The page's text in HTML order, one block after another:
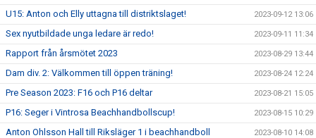
U15: Anton och Elly uttagna till distriktslaget! 2023-09-12 13:06
Sex nyutbildade unga ledare är redo! 2023-09-11 11:34
Rapport från årsmötet 2023 2023-08-29 13:44
Dam div. 2: Välkommen till öppen träning! 2023-08-24 12:24
Pre Season 2023: F16 och P16 deltar 2023-08-21 15:05
P16: Seger i Vintrosa Beachhandbollscup! 2023-08-15 10:29
Anton Ohlsson Hall till Riksläger 1 i beachhandboll 2023-08-10 14:08